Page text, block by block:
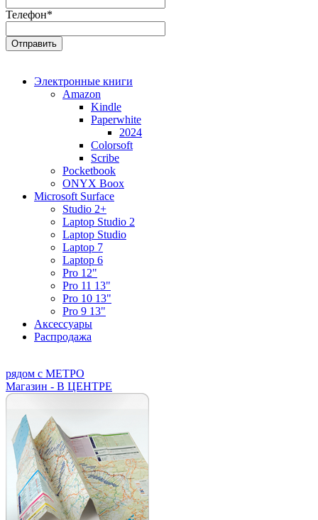
Телефон*
Электронные книги
Amazon
Kindle
Paperwhite
2024
Colorsoft
Scribe
Pocketbook
ONYX Boox
Microsoft Surface
Studio 2+
Laptop Studio 2
Laptop Studio
Laptop 7
Laptop 6
Pro 12"
Pro 11 13"
Pro 10 13"
Pro 9 13"
Аксессуары
Распродажа
рядом с МЕТРО
Магазин - В ЦЕНТРЕ